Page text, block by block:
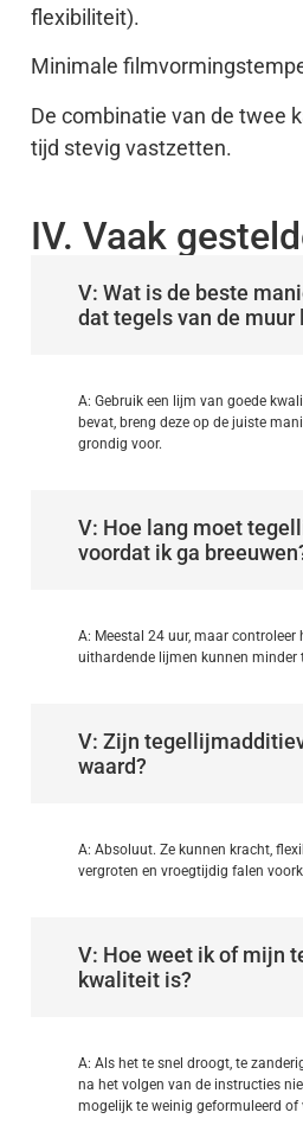
flexibiliteit).
Minimale
De combinatie van de twee
tijd stevig vastzetten.
IV. Vaak
V: Wat is de beste
dat tegels van de muur
A: Gebruik een lijm van goede
bevat, breng deze op de juiste
grondig voor.
V: Hoe lang moet
voordat ik ga
A: Meestal 24 uur, maar controleer
uithardende lijmen kunnen minder
V: Zijn
waard?
A: Absoluut. Ze kunnen kracht,
vergroten en vroegtijdig falen
V: Hoe weet ik of mijn
kwaliteit is?
A: Als het te snel droogt, te
na het volgen van de instructies
mogelijk te weinig geformuleerd of